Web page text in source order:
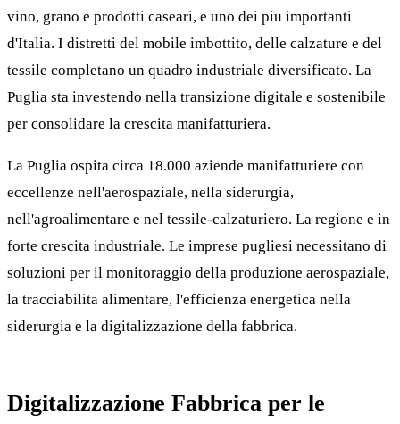
vino, grano e prodotti caseari, e uno dei piu importanti
d'Italia. I distretti del mobile imbottito, delle calzature e del
tessile completano un quadro industriale diversificato. La
Puglia sta investendo nella transizione digitale e sostenibile
per consolidare la crescita manifatturiera.
La Puglia ospita circa 18.000 aziende manifatturiere con
eccellenze nell'aerospaziale, nella siderurgia,
nell'agroalimentare e nel tessile-calzaturiero. La regione e in
forte crescita industriale. Le imprese pugliesi necessitano di
soluzioni per il monitoraggio della produzione aerospaziale,
la tracciabilita alimentare, l'efficienza energetica nella
siderurgia e la digitalizzazione della fabbrica.
Digitalizzazione Fabbrica per le